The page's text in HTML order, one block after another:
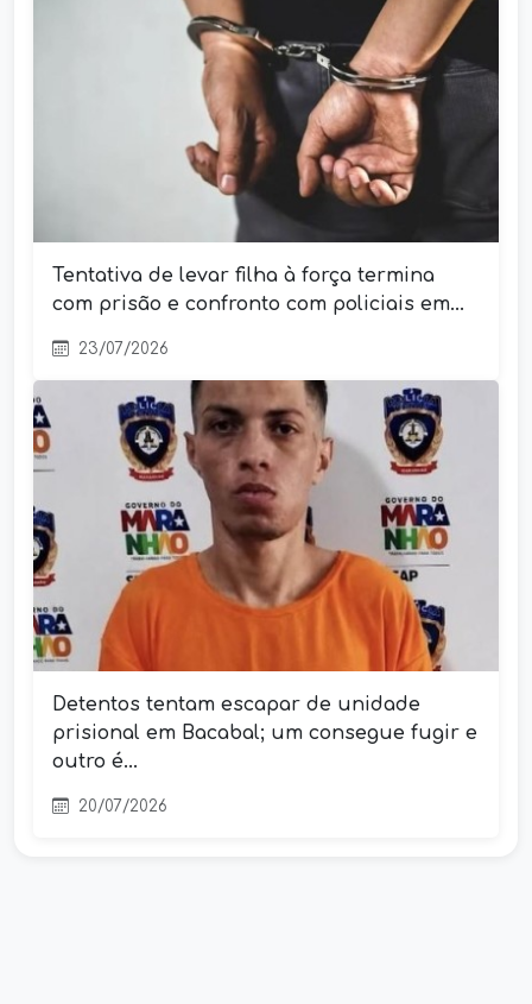
Tentativa de levar filha à força termina
com prisão e confronto com policiais em...
23/07/2026
Detentos tentam escapar de unidade
prisional em Bacabal; um consegue fugir e
outro é...
20/07/2026